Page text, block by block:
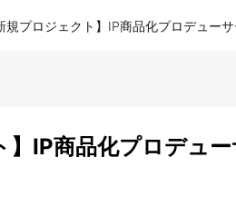
規プロジェクト】IP商品化プロデューサ
IP商品化プロデュ